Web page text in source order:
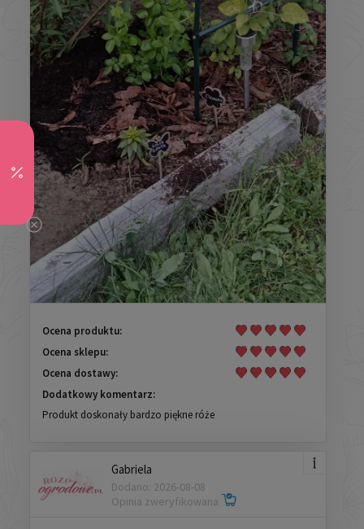
Ocena produktu:
Ocena sklepu:
Ocena dostawy:
Dodatkowy komentarz:
Produkt doskonały bardzo piękne róże
Gabriela
Dodano: 2026-08-08
Opinia zweryfikowana